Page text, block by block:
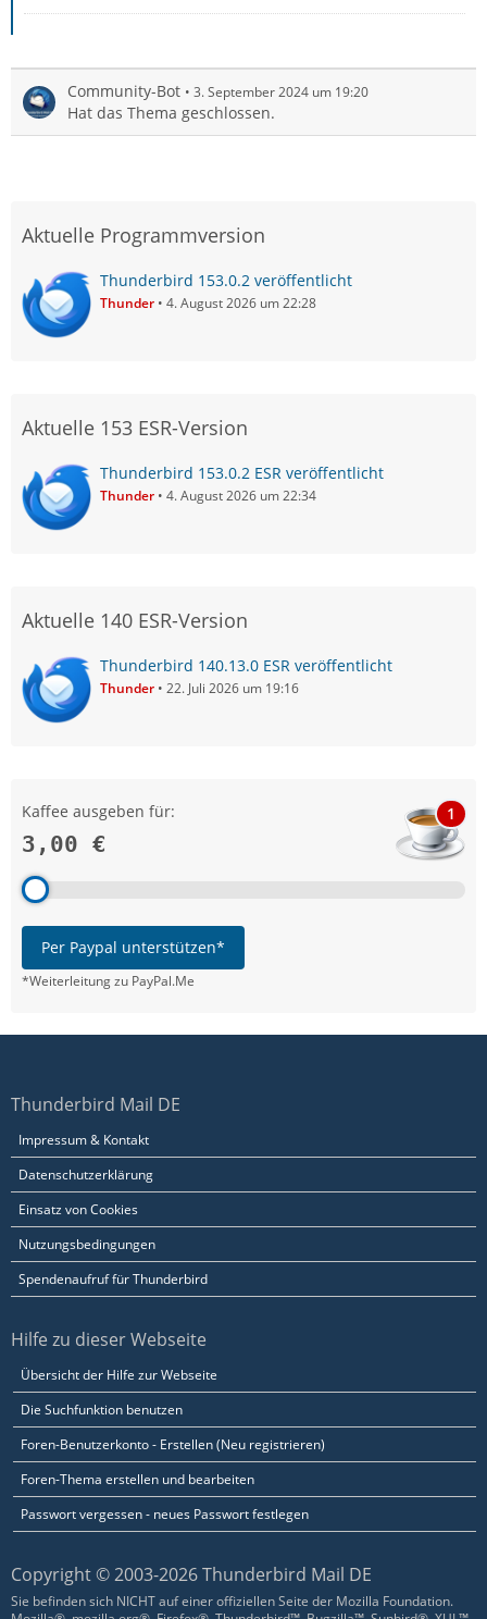
Community-Bot 3. September 2024 um 19:20
Hat das Thema geschlossen.
Aktuelle Programmversion
Thunderbird 153.0.2 veröffentlicht
Thunder 4. August 2026 um 22:28
Aktuelle 153 ESR-Version
Thunderbird 153.0.2 ESR veröffentlicht
Thunder 4. August 2026 um 22:34
Aktuelle 140 ESR-Version
Thunderbird 140.13.0 ESR veröffentlicht
Thunder 22. Juli 2026 um 19:16
Kaffee ausgeben für:
3,00 €
1
Per Paypal unterstützen*
*Weiterleitung zu PayPal.Me
Thunderbird Mail DE
Impressum & Kontakt
Datenschutzerklärung
Einsatz von Cookies
Nutzungsbedingungen
Spendenaufruf für Thunderbird
Hilfe zu dieser Webseite
Übersicht der Hilfe zur Webseite
Die Suchfunktion benutzen
Foren-Benutzerkonto - Erstellen (Neu registrieren)
Foren-Thema erstellen und bearbeiten
Passwort vergessen - neues Passwort festlegen
Copyright © 2003-2026 Thunderbird Mail DE
Sie befinden sich NICHT auf einer offiziellen Seite der Mozilla Foundation.